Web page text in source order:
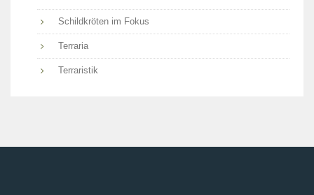
Schildkröten im Fokus
Terraria
Terraristik